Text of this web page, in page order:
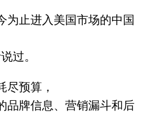
为止进入美国市场的中国
过。
尽预算，
品牌信息、营销漏斗和后